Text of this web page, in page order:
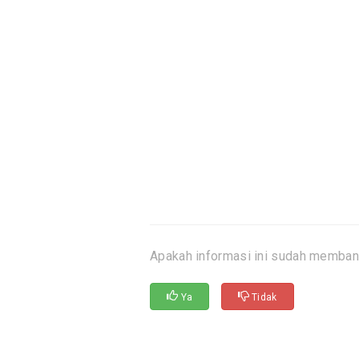
Apakah informasi ini sudah
Ya Tidak